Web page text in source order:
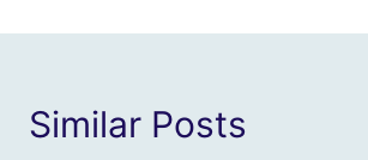
viết
Similar Posts